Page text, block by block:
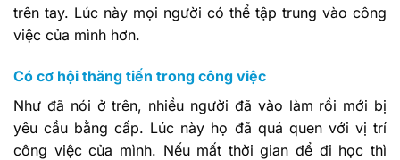
trên tay. Lúc này mọi người có thể tập trung vào công
việc của mình hơn.
Có cơ hội thăng tiến trong công việc
Như đã nói ở trên, nhiều người đã vào làm rồi mới bị
yêu cầu bằng cấp. Lúc này họ đã quá quen với vị trí
công việc của mình. Nếu mất thời gian để đi học thì